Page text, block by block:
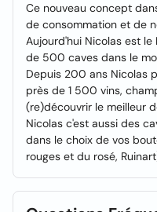
Ce nouveau concept
de consommation et de
Aujourd'hui Nicolas est
de 500 caves dans le
Depuis 200 ans Nicolas
près de 1 500 vins,
(re)découvrir le meilleur
Nicolas c'est aussi des
dans le choix de vos
rouges et du rosé,